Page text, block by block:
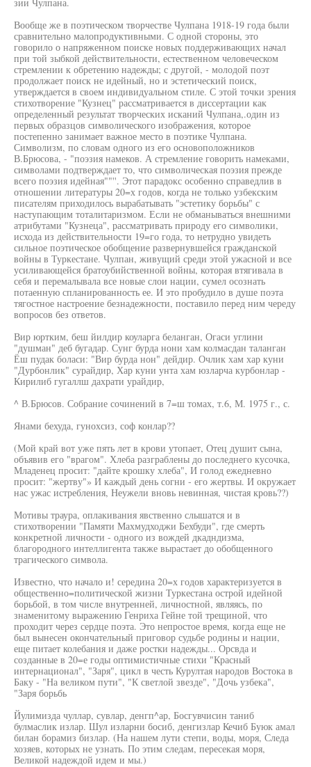
Вообще же в поэтическом творчестве Чулпана 1918-19 года были
сравнительно малопродуктивными. С одной стороны, это
говорило о напряженном поиске новых поддерживающих начал
при той зыбкой действительности, естественном человеческом
стремлении к обретению надежды; с другой, - молодой поэт
продолжает поиск не идейный, но и эстетический поиск,
утверждается в своем индивидуальном стиле. С этой точки зрения
стихотворение "Кузнец" рассматривается в диссертации как
определенный результат творческих исканий Чулпана,.один из
первых образцов символического изображения, которое
постепенно занимает важное место в поэтике Чулпана.
Символизм, по словам одного из его основоположников
В.Брюсова, - "поэзия намеков. А стремление говорить намеками,
символами подтверждает то, что символическая поэзия прежде
всего поэзия идейная""''. Этот парадокс особенно справедлив в
отношении литературы 20=х годов, когда не только узбекским
писателям приходилось вырабатывать "эстетику борьбы" с
наступающим тоталитаризмом. Если не обманываться внешними
атрибутами "Кузнеца", рассматривать природу его символики,
исхода из действительности 19=го года, то нетрудно увидеть
сильное поэтическое обобщение развернувшейся гражданской
войны в Туркестане. Чулпан, живущий среди этой ужасной и все
усиливающейся братоубийственной войны, которая втягивала в
себя и перемалывала все новые слои нации, сумел осознать
потаенную спланированность ее. И это пробудило в душе поэта
тягостное настроение безнадежности, поставило перед ним череду
вопросов без ответов.
Вир юртким, беш йилдир коуларга беланган, Огаси углини
"душман" деб бугадар. Сунг бурда нони хам колмасдан таланган
Ёш пудак боласи: "Вир бурда нон" дейдир. Очлик хам хар куни
"Дурбонлик" сурайдир, Хар куни унта хам юзларча курбонлар -
Кирилиб гугаллш дахрати урайдир,
^ В.Брюсов. Собрание сочинений в 7=ш томах, т.6, М. 1975 г., с.
Янами бехуда, гунохсиз, соф конлар??
(Мой край вот уже пять лет в крови утопает, Отец душит сына,
объявив его "врагом". Хлеба разграблены до последнего кусочка,
Младенец просит: "дайте крошку хлеба", И голод ежедневно
просит: "жертву"» И каждый день согни - его жертвы. И окружает
нас ужас истребления, Неужели вновь невинная, чистая кровь??)
Мотивы траура, оплакивания явственно слышатся и в
стихотворении "Памяти Махмудходжи Бехбуди", где смерть
конкретной личности - одного из вождей дкадндизма,
благородного интеллигента также вырастает до обобщенного
трагического символа.
Известно, что начало и! середина 20=х годов характеризуется в
общественно=политической жизни Туркестана острой идейной
борьбой, в том числе внутренней, личностной, являясь, по
знаменитому выражению Генриха Гейне той трещиной, что
проходит через сердце поэта. Это непростое время, когда еще не
был вынесен окончательный приговор судьбе родины и нации,
еще питает колебания и даже ростки надежды... Орсвда и
созданные в 20=е годы оптимистичные стихи "Красный
интернационал", "Заря", цикл в честь Курултая народов Востока в
Баку - "На великом пути", "К светлой звезде", "Дочь узбека",
"Заря борьбь
Йулимизда чуллар, сувлар, денгп^ар, Босгувчисин таниб
булмаслик излар. Шул изларни босиб, денгизлар Кечиб Буюк амал
билан борамиз бизлар. (На нашем лути степи, воды, моря, Следа
хозяев, которых не узнать. По этим следам, пересекая моря,
Великой надеждой идем и мы.)